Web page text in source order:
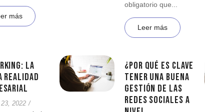
más
obligatorio que...
Leer más
la
realidad
2022 /
¿Por qué es clave
tener una buena
gestión de las
redes sociales a